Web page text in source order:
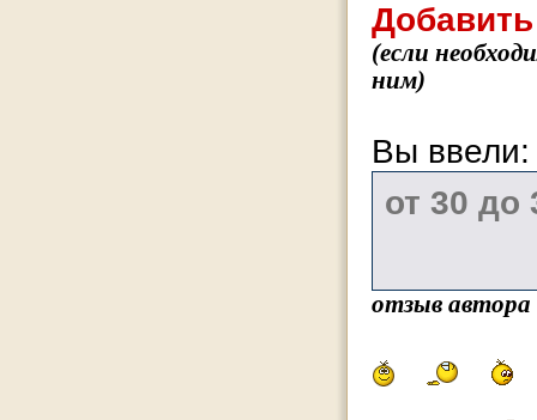
(если
ним)
Вы
отзыв